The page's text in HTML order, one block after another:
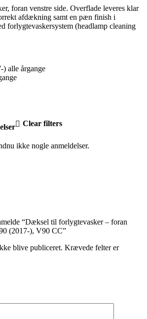
foran venstre side. Overflade leveres klar
afdækning samt en pæn finish i
forlygtevaskersystem (headlamp cleaning
alle årgange
Clear filters
ikke nogle anmeldelser.
“Dæksel til forlygtevasker – foran
(2017-), V90 CC”
blive publiceret. Krævede felter er